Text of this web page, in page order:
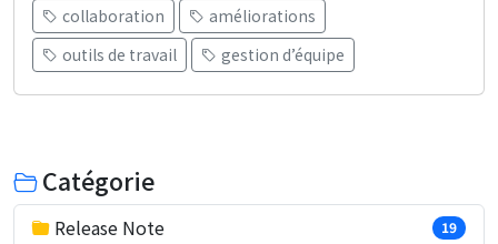
collaboration
améliorations
outils de travail
gestion d’équipe
Catégorie
Release Note 19